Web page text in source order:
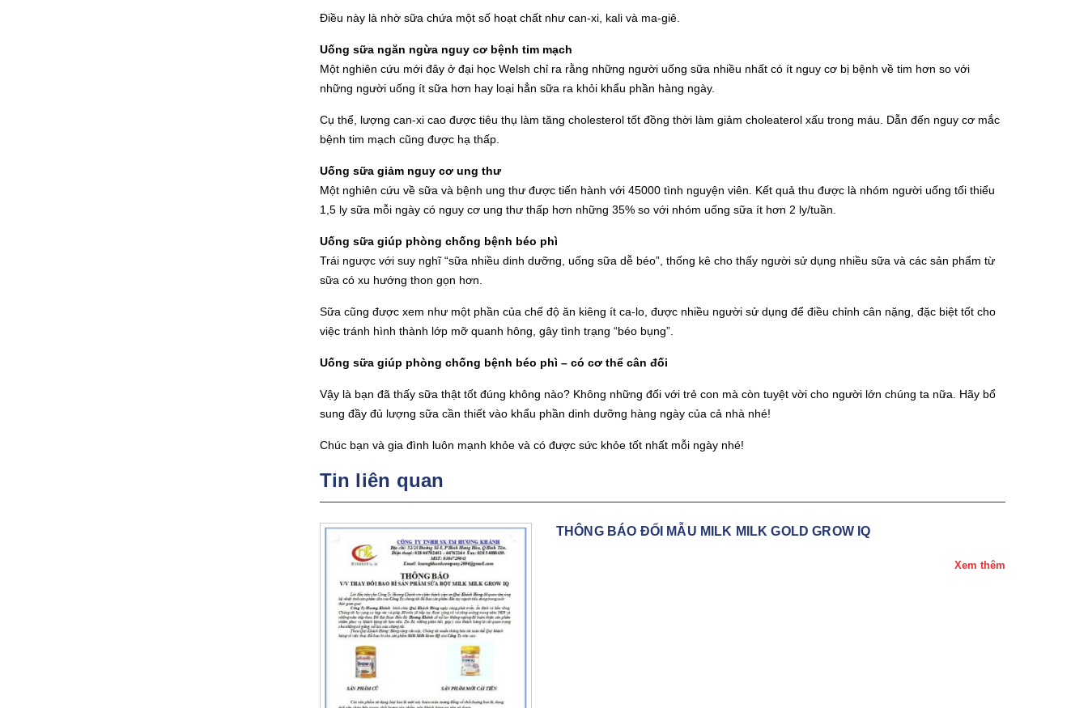
Điều này là nhờ sữa chứa một số hoạt chất như can-xi, kali và ma-giê.
Uống sữa ngăn ngừa nguy cơ bệnh tim mạch
Một nghiên cứu mới đây ở đại học Welsh chỉ ra rằng những người uống sữa nhiều nhất có ít nguy cơ bị bệnh về tim hơn so với
những người uống ít sữa hơn hay loại hẳn sữa ra khỏi khẩu phần hàng ngày.
Cụ thể, lượng can-xi cao được tiêu thụ làm tăng cholesterol tốt đồng thời làm giảm choleaterol xấu trong máu. Dẫn đến nguy cơ mắc
bệnh tim mạch cũng được hạ thấp.
Uống sữa giảm nguy cơ ung thư
Một nghiên cứu về sữa và bệnh ung thư được tiến hành với 45000 tình nguyện viên. Kết quả thu được là nhóm người uống tối thiểu
1,5 ly sữa mỗi ngày có nguy cơ ung thư thấp hơn những 35% so với nhóm uống sữa ít hơn 2 ly/tuần.
Uống sữa giúp phòng chống bệnh béo phì
Trái ngược với suy nghĩ “sữa nhiều dinh dưỡng, uống sữa dễ béo”, thống kê cho thấy người sử dụng nhiều sữa và các sản phẩm từ
sữa có xu hướng thon gọn hơn.
Sữa cũng được xem như một phần của chế độ ăn kiêng ít ca-lo, được nhiều người sử dụng để điều chỉnh cân nặng, đặc biệt tốt cho
việc tránh hình thành lớp mỡ quanh hông, gây tình trạng “béo bụng”.
Uống sữa giúp phòng chống bệnh béo phì – có cơ thể cân đối
Vậy là bạn đã thấy sữa thật tốt đúng không nào? Không những đối với trẻ con mà còn tuyệt vời cho người lớn chúng ta nữa. Hãy bổ
sung đầy đủ lượng sữa cần thiết vào khẩu phần dinh dưỡng hàng ngày của cả nhà nhé!
Chúc bạn và gia đình luôn mạnh khỏe và có được sức khỏe tốt nhất mỗi ngày nhé!
Tin liên quan
THÔNG BÁO ĐỔI MẪU MILK MILK GOLD GROW IQ
Xem thêm